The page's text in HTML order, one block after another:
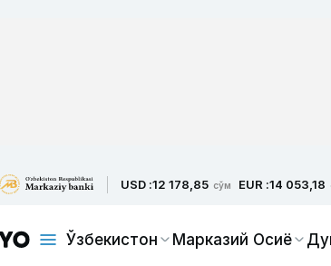
USD :12 178,85 сўм EUR :14 053,18
Ўзбекистон Марказий Осиё